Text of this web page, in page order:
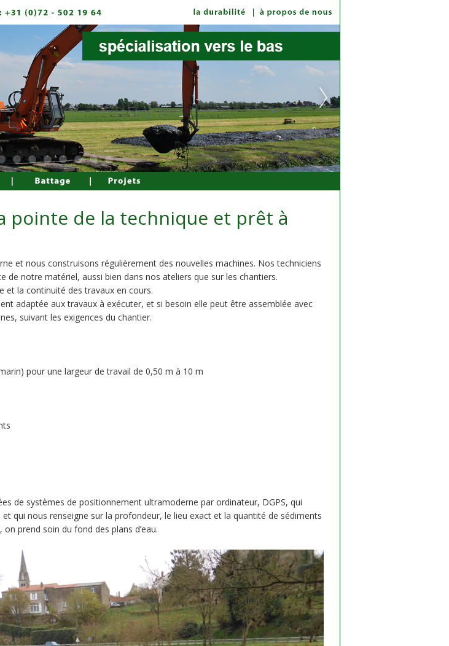
pointe de la technique et prêt à
et nous construisons régulièrement des nouvelles machines. Nos techniciens
de notre matériel, aussi bien dans nos ateliers que sur les chantiers.
et la continuité des travaux en cours.
adaptée aux travaux à exécuter, et si besoin elle peut être assemblée avec
suivant les exigences du chantier.
pour une largeur de travail de 0,50 m à 10 m
de systèmes de positionnement ultramoderne par ordinateur, DGPS, qui
qui nous renseigne sur la profondeur, le lieu exact et la quantité de sédiments
prend soin du fond des plans d’eau.